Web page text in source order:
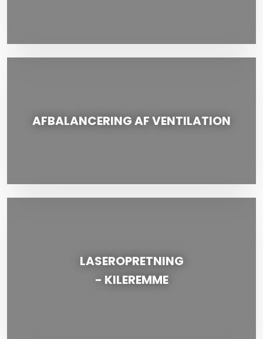
AFBALANCERING AF VENTILATION
LASEROPRETNING
​- KILEREMME